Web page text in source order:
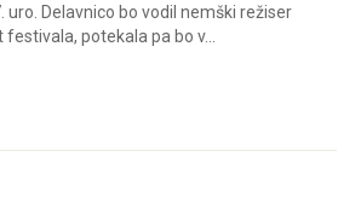
uro. Delavnico bo vodil nemški režiser
potekala pa bo v...